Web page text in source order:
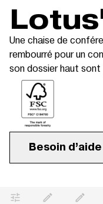
Lotus
Une chaise de
rembourré pour un
son dossier haut
Besoin